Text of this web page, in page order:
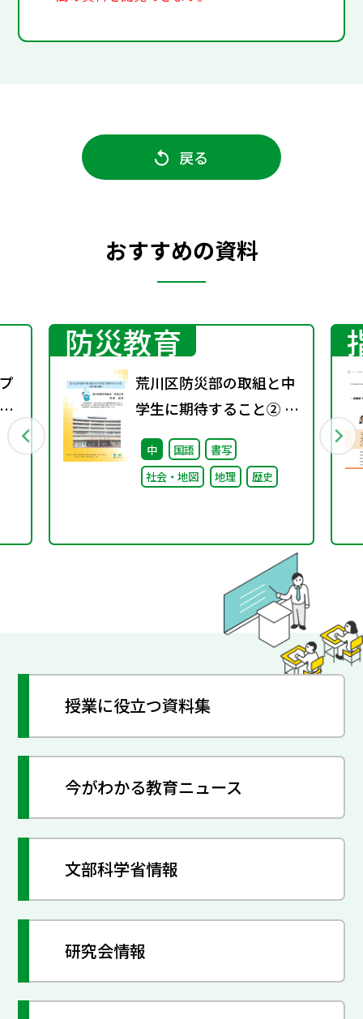
戻る
おすすめの資料
防災教育
荒川区防災部の取組と中
学生に期待すること② ～
取り組み編～
中 国語
書写
社会・地図
地理 歴史
授業に役立つ資料集
今がわかる教育ニュース
文部科学省情報
研究会情報